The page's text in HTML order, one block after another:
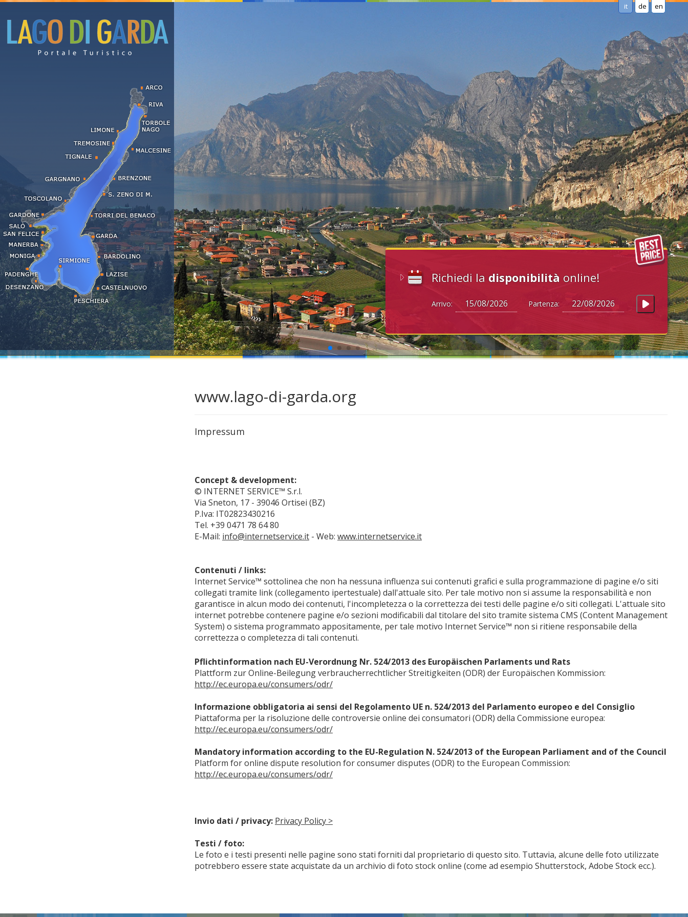
it de en
Richiedi la disponibilità online!
Arrivo: Partenza:
Alloggi e affitti al Lago di Garda
Bed & Breakfast
Campeggi
Affitti stagionali
Hotel con centro benessere
LAST MINUTE
Ricerca alloggi...
Informazioni e servizi
Le località del Lago di Garda
www.lago-di-garda.org
Impressum
Concept & development:
© INTERNET SERVICE™ S.r.l.
Via Sneton, 17 - 39046 Ortisei (BZ)
P.Iva: IT02823430216
Tel. +39 0471 78 64 80
E-Mail: info@internetservice.it - Web: www.internetservice.it
Contenuti / links:
Internet Service™ sottolinea che non ha nessuna influenza sui contenuti grafici e sulla programmazione di pagine e/o siti
collegati tramite link (collegamento ipertestuale) dall'attuale sito. Per tale motivo non si assume la responsabilità e non
garantisce in alcun modo dei contenuti, l'incompletezza o la correttezza dei testi delle pagine e/o siti collegati. L'attuale sito
internet potrebbe contenere pagine e/o sezioni modificabili dal titolare del sito tramite sistema CMS (Content Management
System) o sistema programmato appositamente, per tale motivo Internet Service™ non si ritiene responsabile della
correttezza o completezza di tali contenuti.
Pflichtinformation nach EU-Verordnung Nr. 524/2013 des Europäischen Parlaments und Rats
Plattform zur Online-Beilegung verbraucherrechtlicher Streitigkeiten (ODR) der Europäischen Kommission:
http://ec.europa.eu/consumers/odr/
Informazione obbligatoria ai sensi del Regolamento UE n. 524/2013 del Parlamento europeo e del Consiglio
Piattaforma per la risoluzione delle controversie online dei consumatori (ODR) della Commissione europea:
http://ec.europa.eu/consumers/odr/
Mandatory information according to the EU-Regulation N. 524/2013 of the European Parliament and of the Council
Platform for online dispute resolution for consumer disputes (ODR) to the European Commission:
http://ec.europa.eu/consumers/odr/
Invio dati / privacy: Privacy Policy >
Testi / foto:
Le foto e i testi presenti nelle pagine sono stati forniti dal proprietario di questo sito. Tuttavia, alcune delle foto utilizzate
potrebbero essere state acquistate da un archivio di foto stock online (come ad esempio Shutterstock, Adobe Stock ecc.).